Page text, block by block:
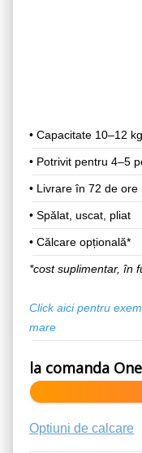
• Capacitate 10–12 kg
• Potrivit pentru 4–5
• Livrare în 72 de ore
• Spălat, uscat, pliat
• Călcare opțională*
*cost suplimentar, în
Click aici pentru
mare
la comanda
Optiuni de calcare